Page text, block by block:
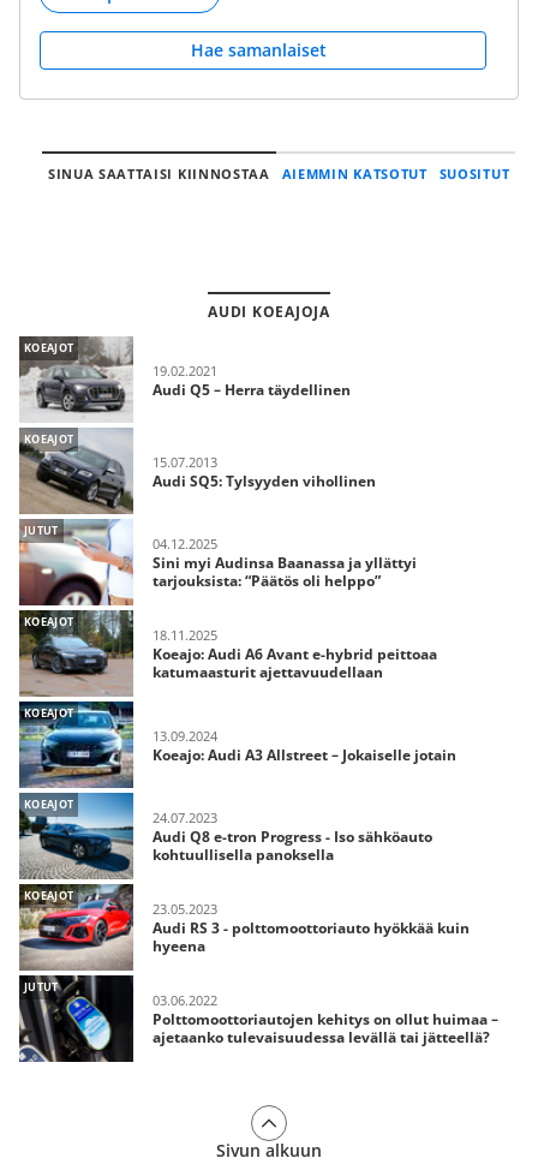
Hae samanlaiset
SINUA SAATTAISI KIINNOSTAA AIEMMIN KATSOTUT SUOSITUT
AUDI KOEAJOJA
KOEAJOT
19.02.2021
Audi Q5 – Herra täydellinen
KOEAJOT
15.07.2013
Audi SQ5: Tylsyyden vihollinen
JUTUT
04.12.2025
Sini myi Audinsa Baanassa ja yllättyi
tarjouksista: “Päätös oli helppo”
KOEAJOT
18.11.2025
Koeajo: Audi A6 Avant e-hybrid peittoaa
katumaasturit ajettavuudellaan
KOEAJOT
13.09.2024
Koeajo: Audi A3 Allstreet – Jokaiselle jotain
KOEAJOT
24.07.2023
Audi Q8 e-tron Progress - Iso sähköauto
kohtuullisella panoksella
KOEAJOT
23.05.2023
Audi RS 3 - polttomoottoriauto hyökkää kuin
hyeena
JUTUT
03.06.2022
Polttomoottoriautojen kehitys on ollut huimaa –
ajetaanko tulevaisuudessa levällä tai jätteellä?
Sivun alkuun